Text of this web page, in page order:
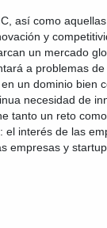
así como
y
un mercado
a problemas
un dominio bien
necesidad de
tanto un reto
el interés de las
empresas y